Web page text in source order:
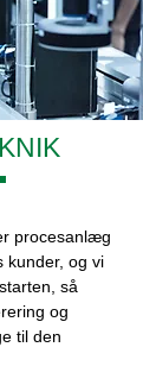
procesanlæg
kunder, og vi
så
og
til den